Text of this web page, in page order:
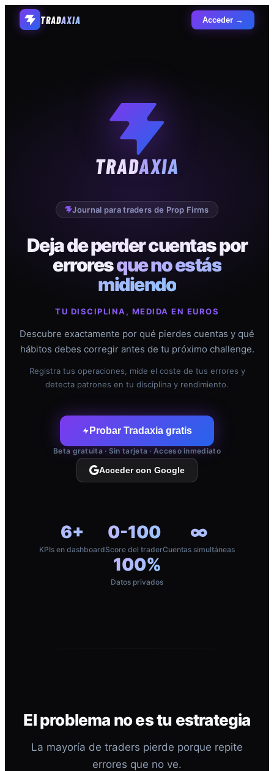
TRADAXIA Acceder →
TRADAXIA
Journal para traders de Prop Firms
Deja de perder cuentas por
erroresque no estás
midiendo
TU DISCIPLINA, MEDIDA EN EUROS
Descubre exactamente por qué pierdes cuentas y qué
hábitos debes corregir antes de tu próximo challenge.
Registra tus operaciones, mide el coste de tus errores y
detecta patrones en tu disciplina y rendimiento.
Probar Tradaxia gratis
Beta gratuita · Sin tarjeta · Acceso inmediato
Acceder con Google
6+
KPIs en dashboard
0-100
Score del trader
∞
Cuentas simultáneas
100%
Datos privados
El problema no es tu estrategia
La mayoría de traders pierde porque repite
errores que no ve.